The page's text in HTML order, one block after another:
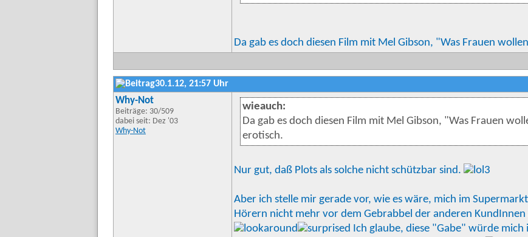
Da gab es doch diesen Film mit Mel Gibson, "Was Frauen
30.1.12, 21:57 Uhr
Why-Not
Beiträge: 30/509
dabei seit: Dez '03
Why-Not
wieauch:
Da gab es doch diesen Film mit Mel Gibson, "Was Frauen
erotisch.
Nur gut, daß Plots als solche nicht schützbar sind.
Aber ich stelle mir gerade vor, wie es wäre, mich im
Hörern nicht mehr vor dem Gebrabbel der anderen
Ich glaube, diese "Gabe" würde